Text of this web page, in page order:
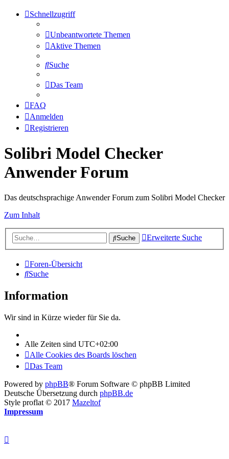
Schnellzugriff
Unbeantwortete Themen
Aktive Themen
Suche
Das Team
FAQ
Anmelden
Registrieren
Solibri Model Checker
Anwender Forum
Das deutschsprachige Anwender Forum zum Solibri Model Checker
Zum Inhalt
Suche Erweiterte Suche
Foren-Übersicht
Suche
Information
Wir sind in Kürze wieder für Sie da.
Alle Zeiten sind UTC+02:00
Alle Cookies des Boards löschen
Das Team
Powered by phpBB® Forum Software © phpBB Limited
Deutsche Übersetzung durch phpBB.de
Style proflat © 2017 Mazeltof
Impressum